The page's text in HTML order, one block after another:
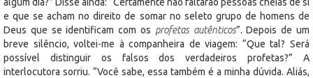
e que se acham no direito de somar no seleto grupo de homens de
Deus que se identificam com os profetas autênticos”. Depois de um
breve silêncio, voltei-me à companheira de viagem: “Que tal? Será
possível distinguir os falsos dos verdadeiros profetas?” A
interlocutora sorriu. “Você sabe, essa também é a minha dúvida. Aliás,